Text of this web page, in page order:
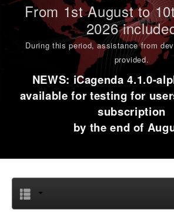
From 1stAugust to
2026
During this period,assistance from
provided.
NEWS: iCagenda 4.1.0-
available for testing for
subscription
by the end of